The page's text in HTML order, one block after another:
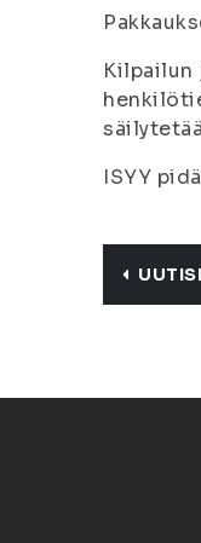
Kilpailun
ISYY